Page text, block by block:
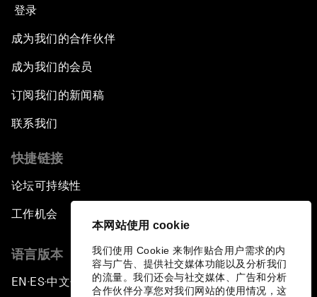
本网站使用 cookie
我们使用 Cookie 来制作贴合用户需求的内
容与广告、提供社交媒体功能以及分析我们
的流量。我们还会与社交媒体、广告和分析
合作伙伴分享您对我们网站的使用情况，这
登录
成为我们的合作伙伴
成为我们的会员
订阅我们的新闻稿
联系我们
快捷链接
论坛可持续性
工作机会
语言版本
EN ▪ ES▪中文▪ 日本語